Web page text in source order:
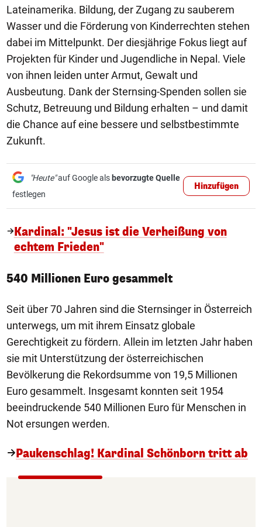
Lateinamerika. Bildung, der Zugang zu sauberem
Wasser und die Förderung von Kinderrechten stehen
dabei im Mittelpunkt. Der diesjährige Fokus liegt auf
Projekten für Kinder und Jugendliche in Nepal. Viele
von ihnen leiden unter Armut, Gewalt und
Ausbeutung. Dank der Sternsing-Spenden sollen sie
Schutz, Betreuung und Bildung erhalten – und damit
die Chance auf eine bessere und selbstbestimmte
Zukunft.
"Heute"auf Google als bevorzugte Quelle
festlegen
Hinzufügen
Kardinal: "Jesus ist die Verheißung von
echtem Frieden"
540 Millionen Euro gesammelt
Seit über 70 Jahren sind die Sternsinger in Österreich
unterwegs, um mit ihrem Einsatz globale
Gerechtigkeit zu fördern. Allein im letzten Jahr haben
sie mit Unterstützung der österreichischen
Bevölkerung die Rekordsumme von 19,5 Millionen
Euro gesammelt. Insgesamt konnten seit 1954
beeindruckende 540 Millionen Euro für Menschen in
Not ersungen werden.
Paukenschlag! Kardinal Schönborn tritt ab